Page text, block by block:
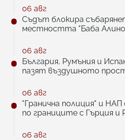
06 авг
Съдът блокира
местността "Баба
06 авг
България, Румъния и
пазят въздушното
06 авг
"Гранична полиция" и
по границите с Гърция и
06 авг